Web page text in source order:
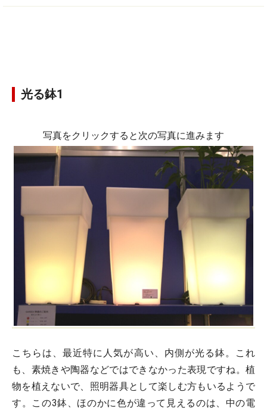
光る鉢1
写真をクリックすると次の写真に進みます
こちらは、最近特に人気が高い、内側が光る鉢。これ
も、素焼きや陶器などではできなかった表現ですね。植
物を植えないで、照明器具として楽しむ方もいるようで
す。この3鉢、ほのかに色が違って見えるのは、中の電